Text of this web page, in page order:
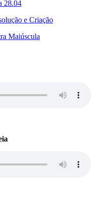
28.04
e Criação
Maiúscula